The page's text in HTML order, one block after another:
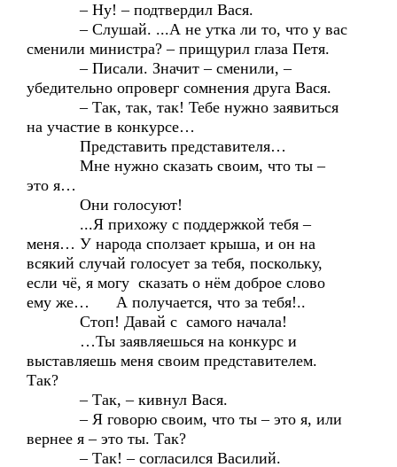
– Ну! – подтвердил Вася.
– Слушай. ...А не утка ли то, что у вас
сменили министра? – прищурил глаза Петя.
– Писали. Значит – сменили, –
убедительно опроверг сомнения друга Вася.
– Так, так, так! Тебе нужно заявиться
на участие в конкурсе…
Представить представителя…
Мне нужно сказать своим, что ты –
это я…
Они голосуют!
...Я прихожу с поддержкой тебя –
меня… У народа сползает крыша, и он на
всякий случай голосует за тебя, поскольку,
если чё, я могу сказать о нём доброе слово
ему же… А получается, что за тебя!..
Стоп! Давай с самого начала!
…Ты заявляешься на конкурс и
выставляешь меня своим представителем.
Так?
– Так, – кивнул Вася.
– Я говорю своим, что ты – это я, или
вернее я – это ты. Так?
– Так! – согласился Василий.